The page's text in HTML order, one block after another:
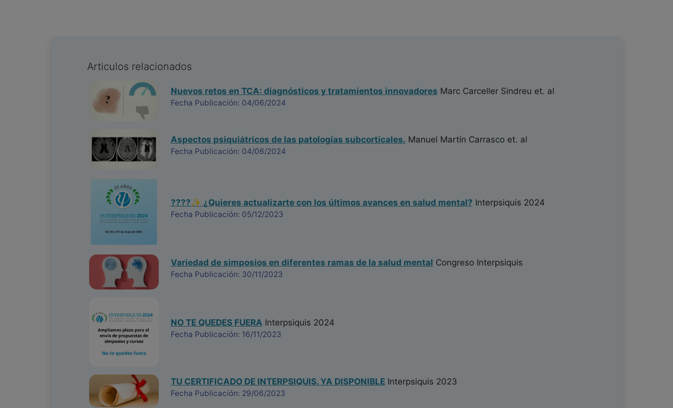
Articulos relacionados
Nuevos retos en TCA: diagnósticos y tratamientos innovadores Marc Carceller Sindreu et. al
Fecha Publicación: 04/06/2024
Aspectos psiquiátricos de las patologías subcorticales. Manuel Martín Carrascoet. al
Fecha Publicación: 04/06/2024
????✨ ¿Quieres actualizarte con los últimos avances en salud mental? Interpsiquis 2024
Fecha Publicación: 05/12/2023
Variedad de simposios en diferentes ramas de la salud mental Congreso Interpsiquis
Fecha Publicación: 30/11/2023
NO TE QUEDES FUERA Interpsiquis 2024
Fecha Publicación: 16/11/2023
TU CERTIFICADO DE INTERPSIQUIS. YA DISPONIBLEInterpsiquis 2023
Fecha Publicación: 29/06/2023